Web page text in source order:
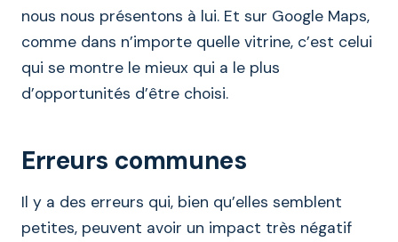
nous nous présentons à lui. Et sur Google Maps,
comme dans n’importe quelle vitrine, c’est celui
qui se montre le mieux qui a le plus
d’opportunités d’être choisi.
Erreurs communes
Il y a des erreurs qui, bien qu’elles semblent
petites, peuvent avoir un impact très négatif